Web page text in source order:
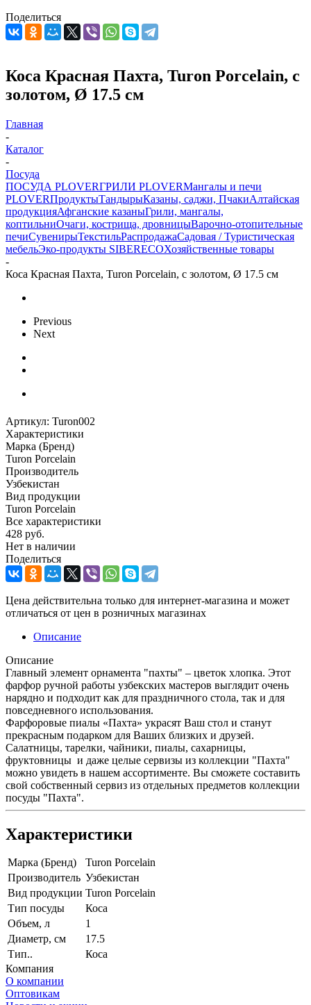
Поделиться
Коса Красная Пахта, Turon Porcelain, с
золотом, Ø 17.5 см
Главная
-
Каталог
-
Посуда
ПОСУДА PLOVERГРИЛИ PLOVERМангалы и печи
PLOVERПродуктыТандырыКазаны, саджи, ПчакиАлтайская
продукцияАфганские казаныГрили, мангалы,
коптильниОчаги, кострища, дровницыВарочно-отопительные
печиСувенирыТекстильРаспродажаСадовая / Туристическая
мебельЭко-продукты SIBERECOХозяйственные товары
-
Коса Красная Пахта, Turon Porcelain, с золотом, Ø 17.5 см
Previous
Next
Артикул: Turon002
Характеристики
Марка (Бренд)
Turon Porcelain
Производитель
Узбекистан
Вид продукции
Turon Porcelain
Все характеристики
428 руб.
Нет в наличии
Поделиться
Цена действительна только для интернет-магазина и может
отличаться от цен в розничных магазинах
Описание
Описание
Главный элемент орнамента "пахты" – цветок хлопка. Этот
фарфор ручной работы узбекских мастеров выглядит очень
нарядно и подходит как для праздничного стола, так и для
повседневного использования.
Фарфоровые пиалы «Пахта» украсят Ваш стол и станут
прекрасным подарком для Ваших близких и друзей.
Салатницы, тарелки, чайники, пиалы, сахарницы,
фруктовницы и даже целые сервизы из коллекции "Пахта"
можно увидеть в нашем ассортименте. Вы сможете составить
свой собственный сервиз из отдельных предметов коллекции
посуды "Пахта".
Характеристики
Марка (Бренд)
Turon Porcelain
Производитель Узбекистан
Вид продукции Turon Porcelain
Тип посуды
Коса
Объем, л
1
Диаметр, см
17.5
Тип..
Коса
Компания
О компании
Оптовикам